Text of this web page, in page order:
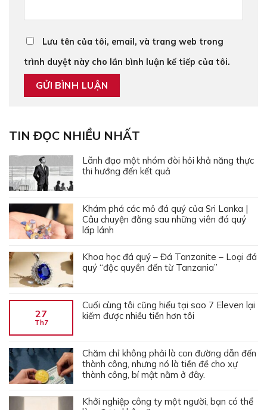
Lưu tên của tôi, email, và trang web trong
trình duyệt này cho lần bình luận kế tiếp của tôi.
TIN ĐỌC NHIỀU NHẤT
Lãnh đạo một nhóm đòi hỏi khả năng thực
thi hướng đến kết quả
Khám phá các mỏ đá quý của Sri Lanka |
Câu chuyện đằng sau những viên đá quý
lấp lánh
Khoa học đá quý – Đá Tanzanite – Loại đá
quý “độc quyền đến từ Tanzania”
27
Th7
Cuối cùng tôi cũng hiểu tại sao 7 Eleven lại
kiếm được nhiều tiền hơn tôi
Chăm chỉ không phải là con đường dẫn đến
thành công, nhưng nó là tiền đề cho xự
thành công, bí mật nằm ở đây.
Khởi nghiệp công ty một người, bạn có thể